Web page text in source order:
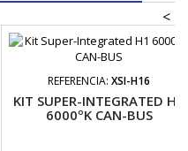
<
REFERENCIA: XSI-H16
KIT SUPER-INTEGRATED H1
6000ºK CAN-BUS